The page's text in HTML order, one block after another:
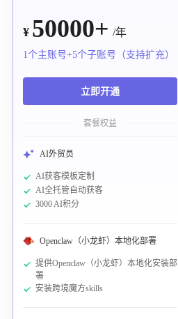
¥ 50000+ /年
1个主账号+5个子账号（支持扩充）
立即开通
套餐权益
AI外贸员
AI获客模板定制
AI全托管自动获客
3000 AI积分
Openclaw（小龙虾）本地化部署
提供Openclaw（小龙虾）本地化安装部
署
安装跨境魔方skills